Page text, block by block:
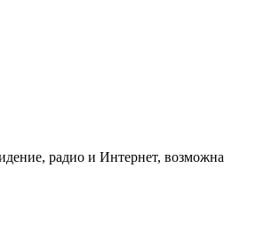
радио и Интернет, возможна